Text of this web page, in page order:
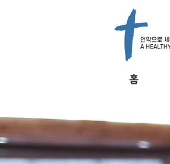
홈